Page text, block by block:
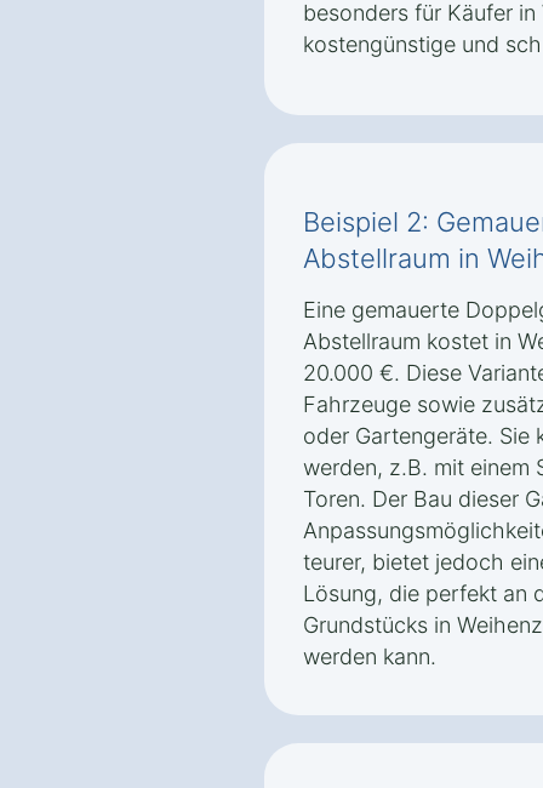
besonders für Käufer
kostengünstige und
Beispiel 2:
Abstellraum in
Eine gemauerte
Abstellraum kostet in
20.000 €. Diese
Fahrzeuge sowie
oder Gartengeräte. Sie
werden, z.B. mit einem
Toren. Der Bau dieser
teurer, bietet jedoch
Lösung, die perfekt an
Grundstücks in
werden kann.